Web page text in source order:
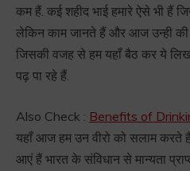
कम हैं. कई शहीद भाई हमारे ऐसे भी हैं
लेकिन काम जानते हैं और आज उन्ही
जिसकी वजह से हम यहाँ बैठ कर ये
पढ़ पा रहे हैं.
Also Check : Benefits of
यहाँ आज हम उन वीरो को सलाम
आएं हैं भारत के संविधान से मान्यता